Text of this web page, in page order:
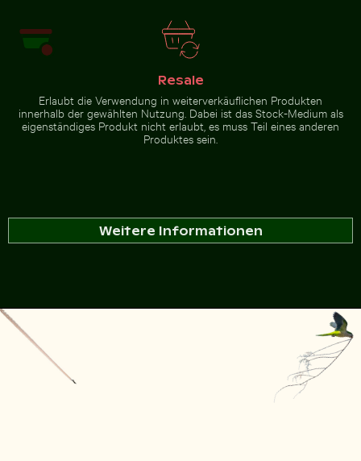
Resale
Erlaubt die Verwendung in weiterverkäuflichen Produkten
innerhalb der gewählten Nutzung. Dabei ist das Stock-Medium als
eigenständiges Produkt nicht erlaubt, es muss Teil eines anderen
Produktes sein.
Weitere Informationen